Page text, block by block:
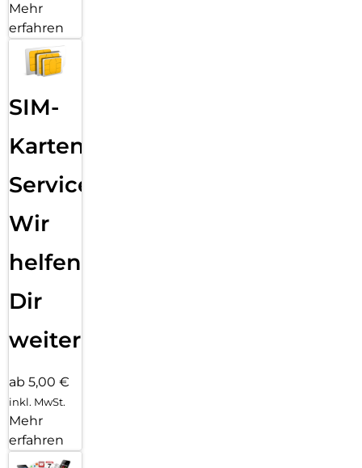
Mehr
erfahren
SIM-
Karten
Service:
Wir
helfen
Dir
weiter
ab 5,00 €
inkl. MwSt.
Mehr
erfahren